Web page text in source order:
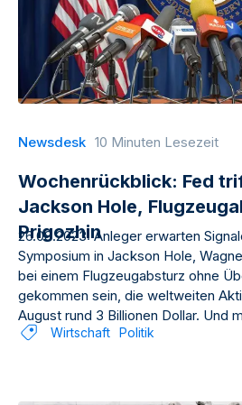
Newsdesk 10 Minuten Lesezeit
Wochenrückblick: Fed
Jackson Hole,
Prigozhin
26.08.2023: Anleger erwarten
Symposium in Jackson Hole,
bei einem Flugzeugabsturz ohne
gekommen sein, die weltweiten
August rund 3 Billionen Dollar. Und
Wirtschaft Politik